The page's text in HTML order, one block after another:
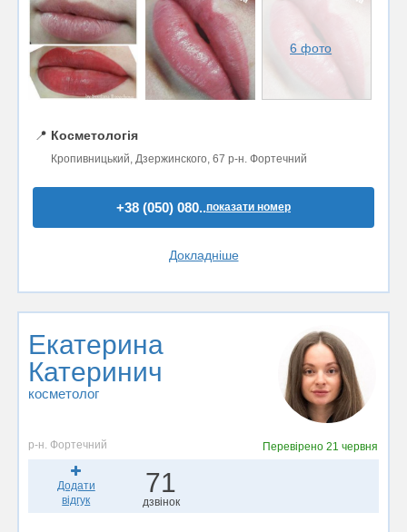
6 фото
📍 Косметологія
Кропивницький, Дзержинского, 67 р-н. Фортечний
+38 (050) 080..показати номер
Докладніше
Екатерина
Катеринич
косметолог
р-н. Фортечний Перевірено21 червня
Додати
відгук
71
дзвінок